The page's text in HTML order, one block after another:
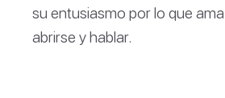
su entusiasmo por lo que
abrirse y hablar.